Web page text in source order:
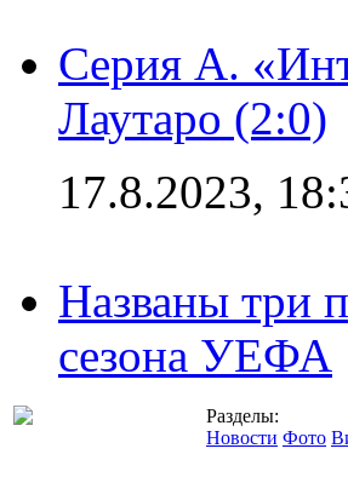
Серия А.
Лаутаро (2:0)
17.8.2023,
Названы три
сезона УЕФА
Разделы:
Новости Фото